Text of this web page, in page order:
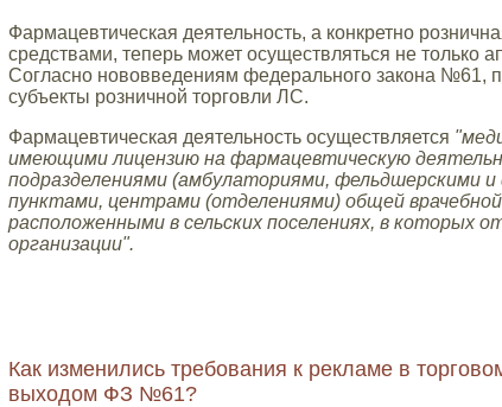
Фармацевтическая деятельность, а конкретно
средствами, теперь может осуществляться не только
Согласно нововведениям федерального закона №61,
субъекты розничной торговли ЛС.
Фармацевтическая деятельность осуществляется
имеющими лицензию на фармацевтическую
подразделениями (амбулаториями, фельдшерскими
пунктами, центрами (отделениями) общей
расположенными в сельских поселениях, в которых
организации".
Как изменились требования к рекламе в
выходом ФЗ №61?